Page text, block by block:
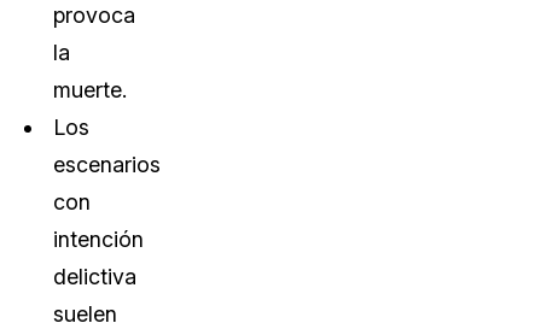
provoca
la
muerte.
Los
escenarios
con
intención
delictiva
suelen